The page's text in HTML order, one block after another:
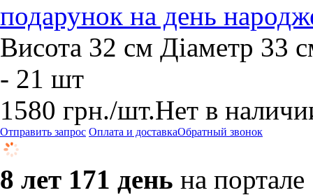
подарунок на день
Висота 32 см Діаметр 33
- 21 шт
1580 грн./шт.Нет в
Отправить запрос Оплата и доставкаОбратный звонок
8 лет 171 день на портале